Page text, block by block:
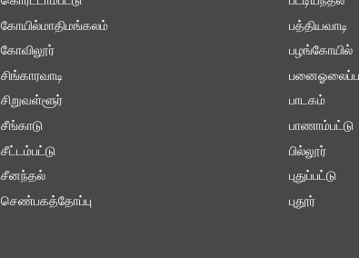
கோயில்மாதிமங்கலம்
கோவிலூர்
சிங்காரவாடி
சிறுவள்ளூர்
சீங்காடு
சீட்டம்பட்டு
சீனந்தல்
செண்பகத்தோப்பு
பத்தியவாடி
பழங்கோயில்
பாடகம்
பாணாம்பட்டு
பில்லூர்
புதுப்பட்டு
புதூர்